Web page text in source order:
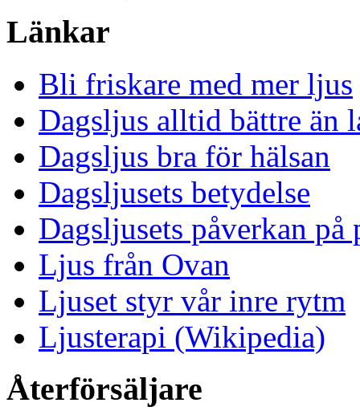
Länkar
Bli friskare med mer ljus
Dagsljus alltid bättre än
Dagsljus bra för hälsan
Dagsljusets betydelse
Dagsljusets påverkan på
Ljus från Ovan
Ljuset styr vår inre rytm
Ljusterapi (Wikipedia)
Återförsäljare